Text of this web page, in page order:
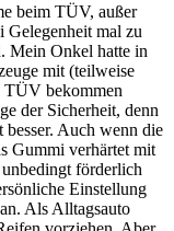
beim TÜV, außer
Gelegenheit mal zu
Mein Onkel hatte in
mit (teilweise
TÜV bekommen
der Sicherheit, denn
Auch wenn die
Gummi verhärtet mit
förderlich
Einstellung
Als Alltagsauto